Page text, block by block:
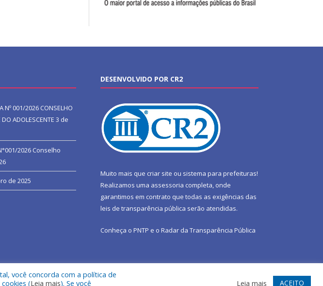
Nº 001/2026 CONSELHO
ADOLESCENTE 3 de
2026 Conselho
de 2025
DESENVOLVIDO POR CR2
Muito mais que criar site ou sistema para prefeituras!
Realizamos uma assessoria completa, onde
garantimos em contrato que todas as exigências das
leis de transparência pública serão atendidas.
Conheça o PNTP e o Radar da Transparência Pública
Mapa do Site Acessar Webmail
você concorda com a política de
(Leia mais). Se você Leia mais ACEITO